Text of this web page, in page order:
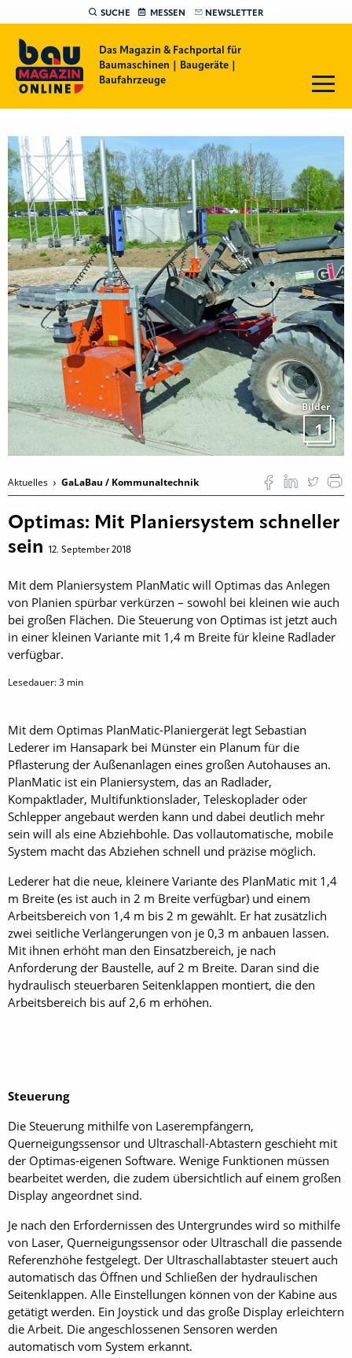
SUCHE MESSEN NEWSLETTER
Das Magazin & Fachportal für
Baumaschinen | Baugeräte |
Baufahrzeuge
Bilder
1
Aktuelles GaLaBau / Kommunaltechnik
Optimas: Mit Planiersystem schneller
sein
12. September 2018
Mit dem Planiersystem PlanMatic will Optimas das Anlegen
von Planien spürbar verkürzen – sowohl bei kleinen wie auch
bei großen Flächen. Die Steuerung von Optimas ist jetzt auch
in einer kleinen Variante mit 1,4 m Breite für kleine Radlader
verfügbar.
Lesedauer:3 min
Mit dem Optimas PlanMatic-Planiergerät legt Sebastian
Lederer im Hansapark bei Münster ein Planum für die
Pflasterung der Außenanlagen eines großen Autohauses an.
PlanMatic ist ein Planiersystem, das an Radlader,
Kompaktlader, Multifunktionslader, Teleskoplader oder
Schlepper angebaut werden kann und dabei deutlich mehr
sein will als eine Abziehbohle. Das vollautomatische, mobile
System macht das Abziehen schnell und präzise möglich.
Lederer hat die neue, kleinere Variante des PlanMatic mit 1,4
m Breite (es ist auch in 2 m Breite verfügbar) und einem
Arbeitsbereich von 1,4 m bis 2 m gewählt. Er hat zusätzlich
zwei seitliche Verlängerungen von je 0,3 m anbauen lassen.
Mit ihnen erhöht man den Einsatzbereich, je nach
Anforderung der Baustelle, auf 2 m Breite. Daran sind die
hydraulisch steuerbaren Seitenklappen montiert, die den
Arbeitsbereich bis auf 2,6 m erhöhen.
Steuerung
Die Steuerung mithilfe von Laserempfängern,
Querneigungssensor und Ultraschall-Abtastern geschieht mit
der Optimas-eigenen Software. Wenige Funktionen müssen
bearbeitet werden, die zudem übersichtlich auf einem großen
Display angeordnet sind.
Je nach den Erfordernissen des Untergrundes wird so mithilfe
von Laser, Querneigungssensor oder Ultraschall die passende
Referenzhöhe festgelegt. Der Ultraschallabtaster steuert auch
automatisch das Öffnen und Schließen der hydraulischen
Seitenklappen. Alle Einstellungen können von der Kabine aus
getätigt werden. Ein Joystick und das große Display erleichtern
die Arbeit. Die angeschlossenen Sensoren werden
automatisch vom System erkannt.